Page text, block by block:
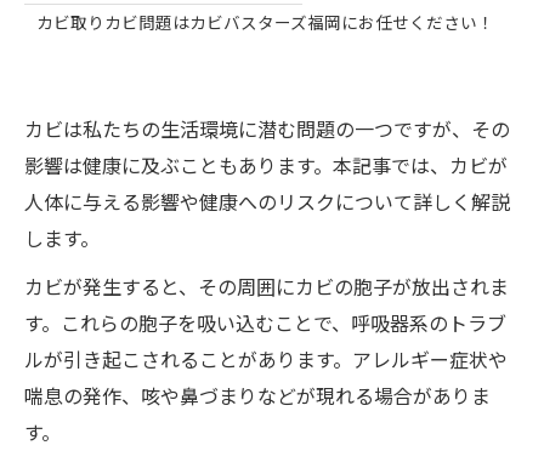
カビ取りカビ問題はカビバスターズ福岡にお任せください！
カビは私たちの生活環境に潜む問題の一つですが、その
影響は健康に及ぶこともあります。本記事では、カビが
人体に与える影響や健康へのリスクについて詳しく解説
します。
カビが発生すると、その周囲にカビの胞子が放出されま
す。これらの胞子を吸い込むことで、呼吸器系のトラブ
ルが引き起こされることがあります。アレルギー症状や
喘息の発作、咳や鼻づまりなどが現れる場合がありま
す。